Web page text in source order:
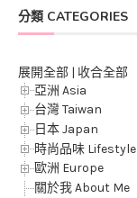
分類 CATEGORIES
展開全部 | 收合全部
亞洲 Asia
台灣 Taiwan
日本 Japan
時尚品味 Lifestyle
歐洲 Europe
關於我 About Me